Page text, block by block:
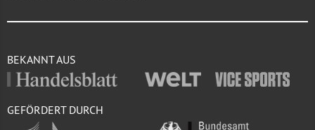
BEKANNT AUS
GEFÖRDERT DURCH